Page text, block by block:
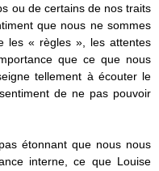
ou de certains de nos traits
que nous ne sommes
les « règles », les attentes
que ce que nous
tellement à écouter le
de ne pas pouvoir
étonnant que nous nous
interne, ce que Louise